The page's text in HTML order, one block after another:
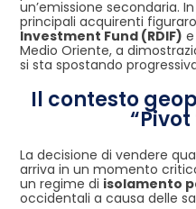
un’emissione secondaria.
principali acquirenti
Investment Fund (RDIF)
Medio Oriente, a
si sta spostando
Il contesto
La decisione di vendere
arriva in un momento
un regime di isolamento
occidentali a causa delle